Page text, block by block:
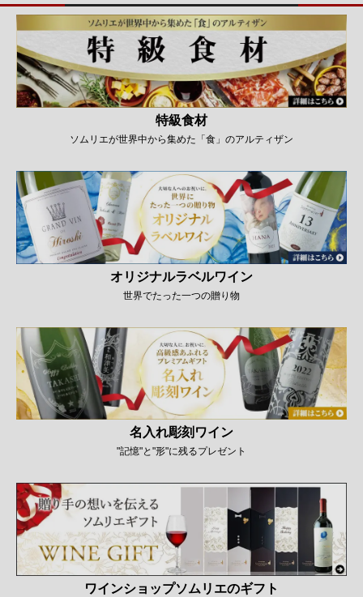
特級食材
ソムリエが世界中から集めた「食」のアルティザン
オリジナルラベルワイン
世界でたった一つの贈り物
名入れ彫刻ワイン
"記憶"と"形"に残るプレゼント
ワインショップソムリエのギフト